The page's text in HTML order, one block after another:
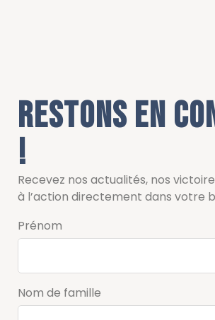
Restons en
!
Recevez nos actualités, nos
à l’action directement dans votre
Prénom
Nom de famille